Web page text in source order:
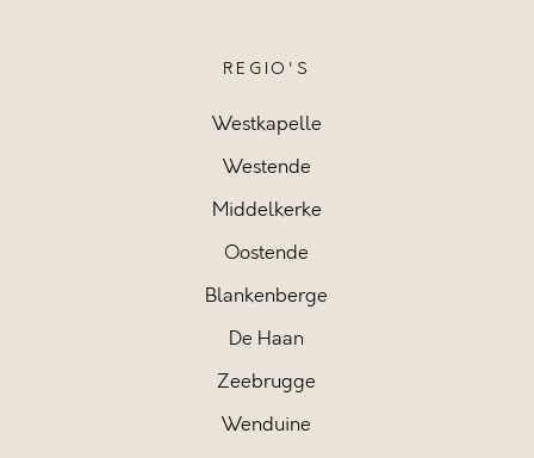
REGIO'S
Westkapelle
Westende
Middelkerke
Oostende
Blankenberge
De Haan
Zeebrugge
Wenduine